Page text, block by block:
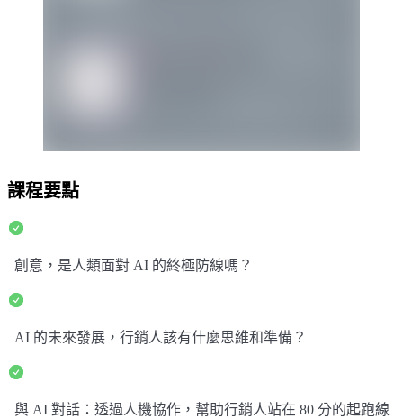
課程要點
創意，是人類面對 AI 的終極防線嗎？
AI 的未來發展，行銷人該有什麼思維和準備？
與 AI 對話：透過人機協作，幫助行銷人站在 80 分的起跑線